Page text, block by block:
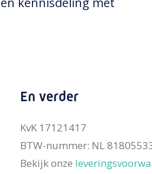
En verder
KvK 17121417
BTW-nummer: NL
Bekijk onze